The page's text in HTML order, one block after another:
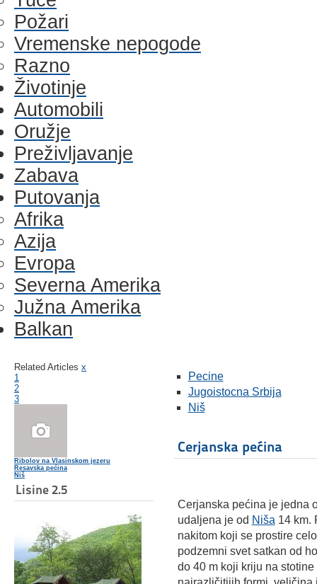
Požari
Vremenske nepogode
Razno
Životinje
Automobili
Oružje
Preživljavanje
Zabava
Putovanja
Afrika
Azija
Evropa
Severna Amerika
Južna Amerika
Balkan
Related Articles x
1
2
3
Ribolov na Vlasinskom jezeru
Resavska pećina
Niš
Lisine 2.5
Pecine
Jugoistocna Srbija
Niš
Cerjanska pećina
Cerjanska pećina je jedna
udaljena je od Niša 14 km.
nakitom koji se prostire
podzemni svet satkan od
do 40 m koji kriju na